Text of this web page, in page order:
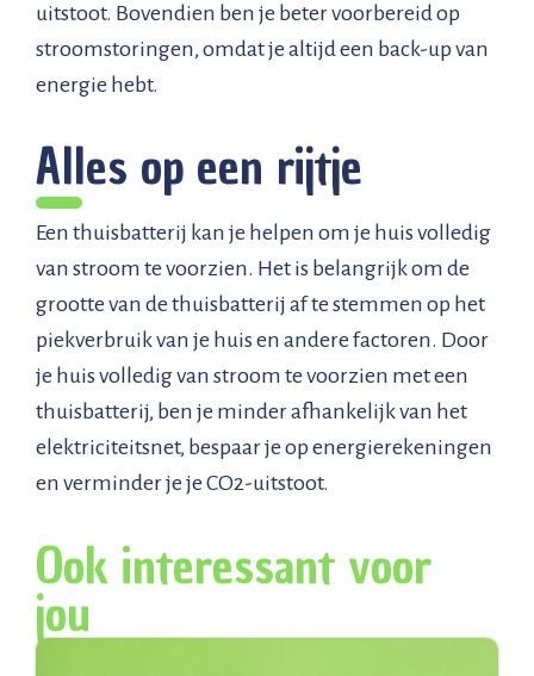
uitstoot. Bovendien ben je beter voorbereid op
stroomstoringen, omdat je altijd een back-up van
energie hebt.
Alles op een rijtje
Een thuisbatterij kan je helpen om je huis volledig
van stroom te voorzien. Het is belangrijk om de
grootte van de thuisbatterij af te stemmen op het
piekverbruik van je huis en andere factoren. Door
je huis volledig van stroom te voorzien met een
thuisbatterij, ben je minder afhankelijk van het
elektriciteitsnet, bespaar je op energierekeningen
en verminder je je CO2-uitstoot.
Ook interessant voor
jou